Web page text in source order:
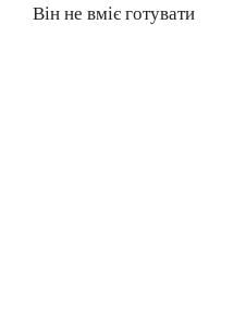
Він не вміє готувати